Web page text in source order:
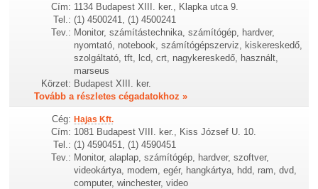
Cím: 1134 Budapest XIII. ker., Klapka utca 9.
Tel.: (1) 4500241, (1) 4500241
Tev.: Monitor, számítástechnika, számítógép, hardver,
nyomtató, notebook, számítógépszerviz, kiskereskedő,
szolgáltató, tft, lcd, crt, nagykereskedő, használt,
marseus
Körzet: Budapest XIII. ker.
Tovább a részletes cégadatokhoz »
Cég: Hajas Kft.
Cím: 1081 Budapest VIII. ker., Kiss József U. 10.
Tel.: (1) 4590451, (1) 4590451
Tev.: Monitor, alaplap, számítógép, hardver, szoftver,
videokártya, modem, egér, hangkártya, hdd, ram, dvd,
computer, winchester, video